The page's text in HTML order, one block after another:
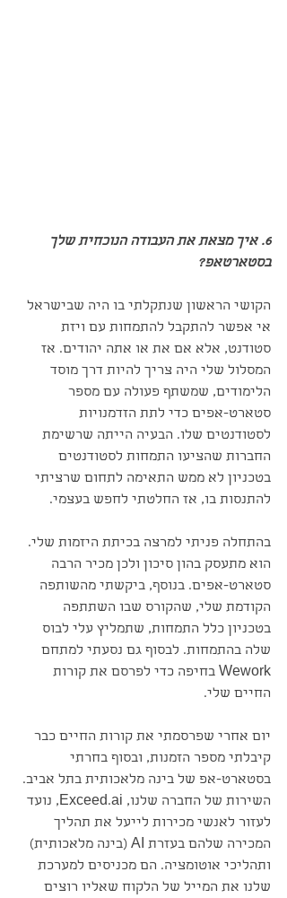
6. איך מצאת את העבודה הנוכחית שלך
בסטארטאפ?
הקושי הראשון שנתקלתי בו היה שבישראל
אי אפשר להתקבל להתמחות עם ויזת
סטודנט, אלא אם את או אתה יהודים. אז
המסלול שלי היה צריך להיות דרך מוסד
הלימודים, שמשתף פעולה עם מספר
סטארט-אפים כדי לתת הזדמנויות
לסטודנטים שלו. הבעיה הייתה שרשימת
החברות שהציעו התמחות לסטודנטים
בטכניון לא ממש התאימה לתחום שרציתי
להתנסות בו, אז החלטתי לחפש בעצמי.
בהתחלה פניתי למרצה בכיתת היזמות שלי.
הוא מתעסק בהון סיכון ולכן מכיר הרבה
סטארט-אפים. בנוסף, ביקשתי מהשותפה
הקודמת שלי, שהקורס שבו השתתפה
בטכניון כלל התמחות, שתמליץ עלי לבוס
שלה בהתמחות. לבסוף גם נסעתי למתחם
Wework בחיפה כדי לפרסם את קורות
החיים שלי.
יום אחרי שפרסמתי את קורות החיים כבר
קיבלתי מספר הזמנות, ובסוף בחרתי
בסטארט-אפ של בינה מלאכותית בתל אביב.
השירות של החברה שלנו, Exceed.ai, נועד
לעזור לאנשי מכירות לייעל את תהליך
המכירה שלהם בעזרת AI (בינה מלאכותית)
ותהליכי אוטומציה. הם מכניסים למערכת
שלנו את המייל של הלקוח שאליו רוצים